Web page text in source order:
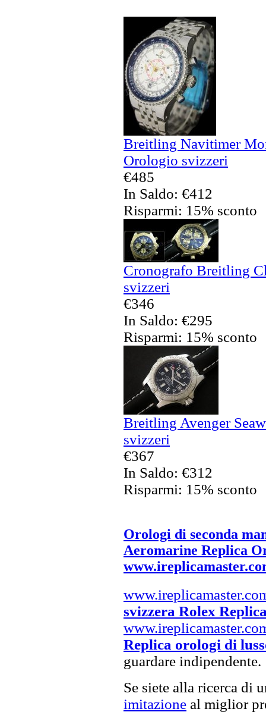
Breitling Navitimer
Orologio svizzeri
€485
In Saldo: €412
Risparmi: 15% sconto
Cronografo Breitling
svizzeri
€346
In Saldo: €295
Risparmi: 15% sconto
Breitling Avenger
svizzeri
€367
In Saldo: €312
Risparmi: 15% sconto
Orologi di seconda
Aeromarine Replica
svizzera Rolex
Replica orologi di
guardare indipendente.
Se siete alla ricerca di
imitazione al miglior